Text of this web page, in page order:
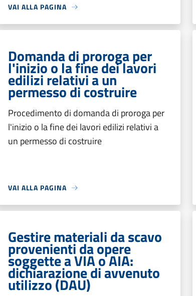
VAI ALLA PAGINA
Domanda di proroga per
l'inizio o la fine dei lavori
edilizi relativi a un
permesso di costruire
Procedimento di domanda di proroga per
l'inizio o la fine dei lavori edilizi relativi a
un permesso di costruire
VAI ALLA PAGINA
Gestire materiali da scavo
provenienti da opere
soggette a VIA o AIA:
dichiarazione di avvenuto
utilizzo (DAU)